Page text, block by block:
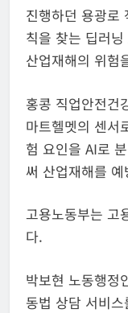
진행하던 용광로
칙을 찾는 딥러
산업재해의 위험
홍콩 직업안전건
마트헬멧의 센서
험 요인을 AI로
써 산업재해를
고용노동부는 고
다.
박보현 노동행정
동법 상담 서비